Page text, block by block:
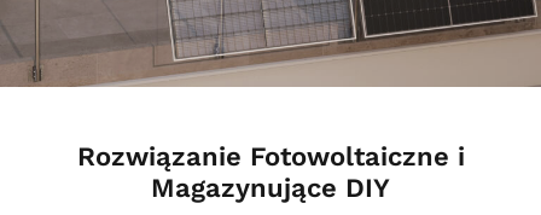
Rozwiązanie Fotowoltaiczne i
Magazynujące DIY